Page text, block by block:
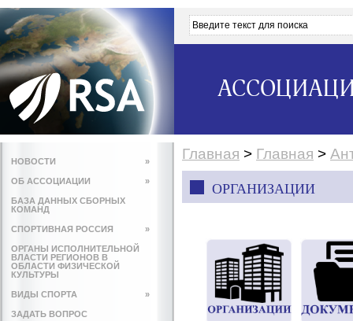
НОВОСТИ »
ОБ АССОЦИАЦИИ »
БАЗА ДАННЫХ СБОРНЫХ
КОМАНД
СПОРТИВНАЯ РОССИЯ »
ОРГАНЫ ИСПОЛНИТЕЛЬНОЙ
ВЛАСТИ РЕГИОНОВ В
ОБЛАСТИ ФИЗИЧЕСКОЙ
КУЛЬТУРЫ
ВИДЫ СПОРТА »
ЗАДАТЬ ВОПРОС
Главная > Главная >
ОРГАНИЗАЦИИ